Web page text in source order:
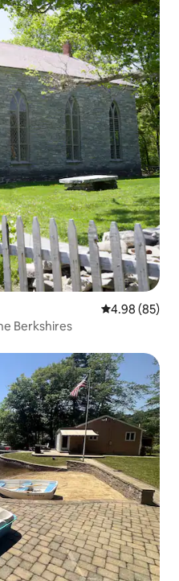
Meánrátáil
4.98 (85)
Berkshires